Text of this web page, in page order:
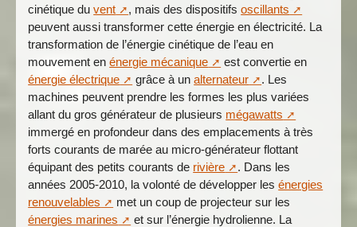
cinétique duvent , mais des dispositifsoscillants
peuvent aussi transformer cette énergie en électricité. La
transformation de l’énergie cinétique de l’eau en
mouvement enénergie mécanique
est convertie en
énergie électrique
grâce à unalternateur
. Les
machines peuvent prendre les formes les plus variées
allant du gros générateur de plusieurs mégawatts
immergé en profondeur dans des emplacements à très
forts courants de marée au micro-générateur flottant
équipant des petits courants de rivière
. Dans les
années 2005-2010, la volonté de développer lesénergies
renouvelables
met un coup de projecteur sur les
énergies marines
et sur l’énergie hydrolienne. La